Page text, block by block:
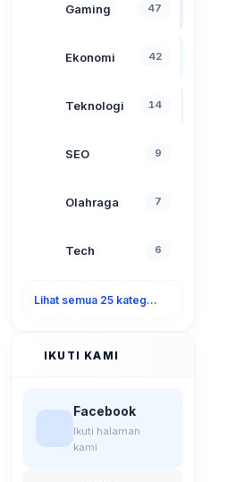
Gaming 47
Ekonomi 42
Teknologi 14
SEO 9
Olahraga 7
Tech 6
Lihat semua 25 kategori
IKUTI KAMI
Facebook
Ikuti halaman
kami